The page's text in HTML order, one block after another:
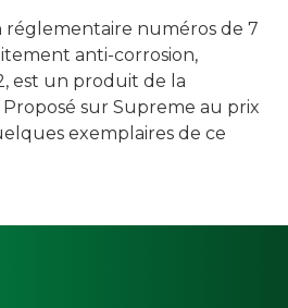
réglementaire numéros de 7
anti-corrosion,
est un produit de la
sur Supreme au prix
exemplaires de ce